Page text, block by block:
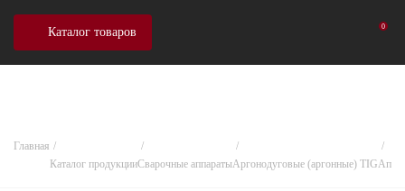
Каталог товаров 0
Главная
Каталог продукцииСварочные аппаратыАргонодуговые (аргонные) TIG